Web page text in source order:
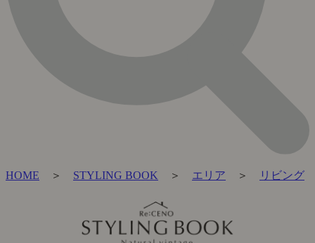
HOME ＞ STYLING BOOK ＞ エリア ＞ リビング